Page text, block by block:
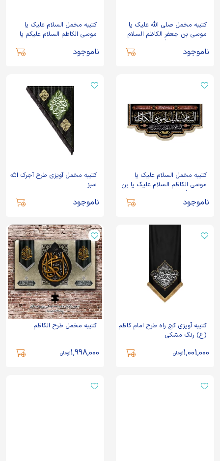
کتیبه مخمل صلی الله علیک یا
موسی بن جعفر الکاظم السلام
خیره الله
ناموجود
کتیبه مخمل السلام علیک یا
موسی الکاظم السلام علیکم یا
ناموجود
کتیبه مخمل السلام علیک یا
موسی الکاظم السلام علیک یا بن
الله
ناموجود
کتیبه مخمل آویزی طرح آجرک الله
سبز
ناموجود
کتیبه آویزی کج راه طرح امام کاظم
(ع) رنگ مشکی
1,001,000تومان
کتیبه مخمل طرح الکاظم
1,998,000تومان